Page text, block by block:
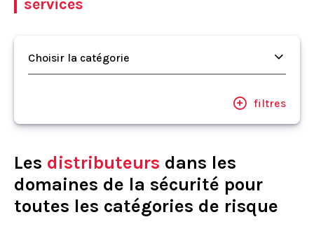
services
Choisir la catégorie
filtres
Les distributeurs dans les
domaines de la sécurité pour
toutes les catégories de risque